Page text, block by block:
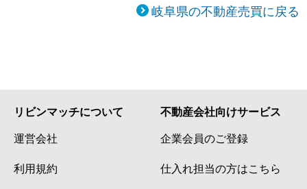
岐阜県の不動産売買に戻る
リビンマッチについて
運営会社
利用規約
不動産会社向けサービス
企業会員のご登録
仕入れ担当の方はこちら